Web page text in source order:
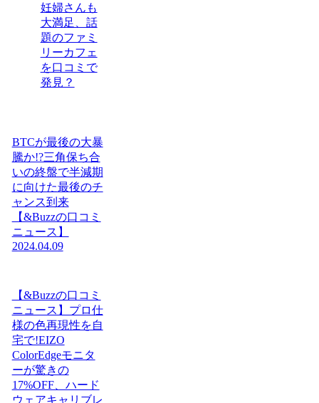
妊婦さんも
大満足、話
題のファミ
リーカフェ
を口コミで
発見？
BTCが最後の大暴
騰か!?三角保ち合
いの終盤で半減期
に向けた最後のチ
ャンス到来
【&Buzzの口コミ
ニュース】
2024.04.09
【&Buzzの口コミ
ニュース】プロ仕
様の色再現性を自
宅で!EIZO
ColorEdgeモニタ
ーが驚きの
17%OFF、ハード
ウェアキャリブレ